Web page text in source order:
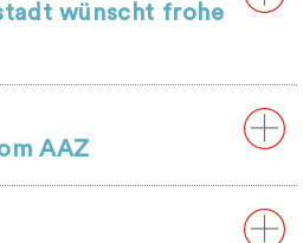
wünscht frohe
AAZ